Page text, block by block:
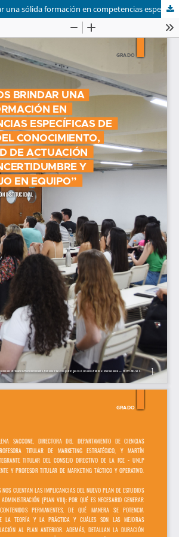
“Buscamos brindar una sólida formación en competencias específicas de gestión del conocimiento, capacidad de actuación ante la incertidumbre y de trabajo en equipo”